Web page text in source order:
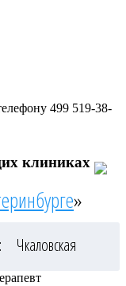
499 519-38-
клиниках
»
Чкаловская